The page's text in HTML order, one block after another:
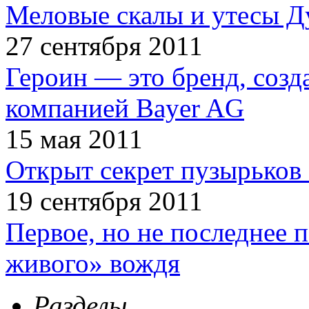
Меловые скалы и утесы
27 сентября 2011
Героин — это бренд,
компанией Bayer AG
15 мая 2011
Открыт секрет пузырьков
19 сентября 2011
Первое, но не последнее
живого» вождя